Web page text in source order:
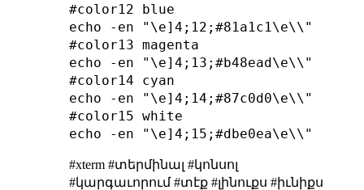
#color12 blue
echo -en "\e]4;12;#81a1c1\e\\"
#color13 magenta
echo -en "\e]4;13;#b48ead\e\\"
#color14 cyan
echo -en "\e]4;14;#87c0d0\e\\"
#color15 white
#xterm #տերմինալ #կոնսոլ
#կարգաւորում #տէք #լինուքս #իւնիքս